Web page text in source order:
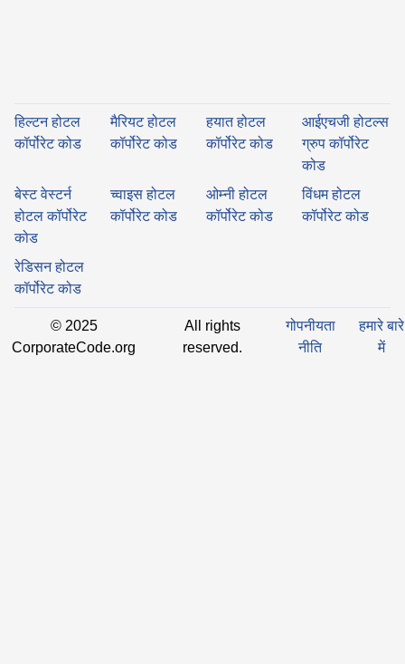
हिल्टन होटल
कॉर्पोरेट कोड
मैरियट होटल
कॉर्पोरेट कोड
हयात होटल
कॉर्पोरेट कोड
आईएचजी होटल्स
ग्रुप कॉर्पोरेट
कोड
बेस्ट वेस्टर्न
होटल कॉर्पोरेट
कोड
च्वाइस होटल
कॉर्पोरेट कोड
ओम्नी होटल
कॉर्पोरेट कोड
विंधम होटल
कॉर्पोरेट कोड
रेडिसन होटल
कॉर्पोरेट कोड
© 2025
CorporateCode.org
All rights
reserved.
गोपनीयता
नीति
हमारे बारे
में